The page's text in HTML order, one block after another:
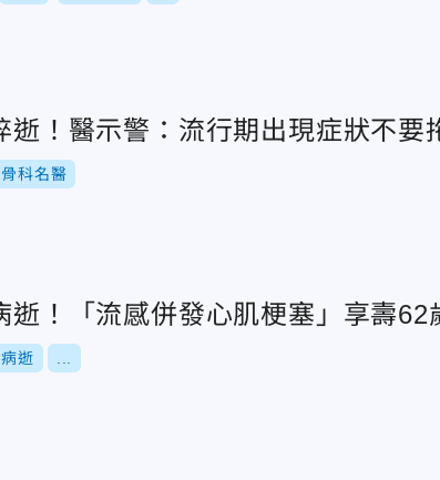
逝！醫示警：流行期出現症狀不要
骨科名醫
逝！「流感併發心肌梗塞」享壽62
病逝